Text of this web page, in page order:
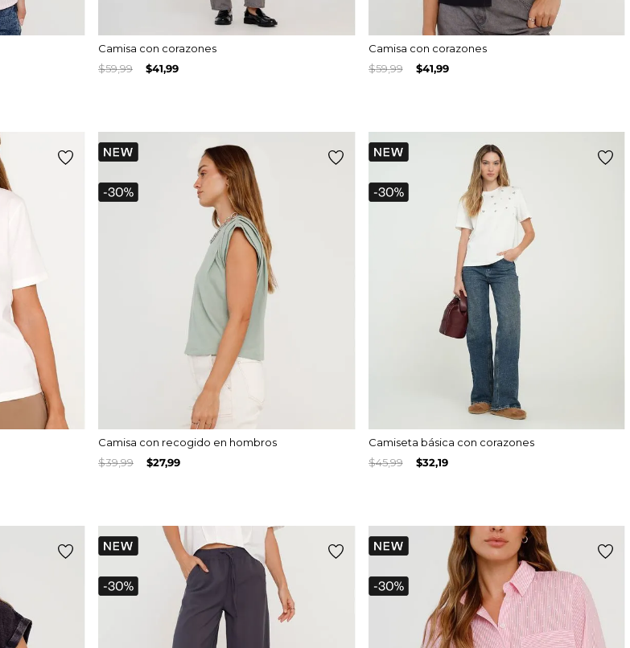
Camisa con corazones
$59,99 $41,99
Camisa con corazones
$59,99 $41,99
Camisa con recogido en hombros
$39,99 $27,99
Camiseta básica con corazones
$45,99 $32,19